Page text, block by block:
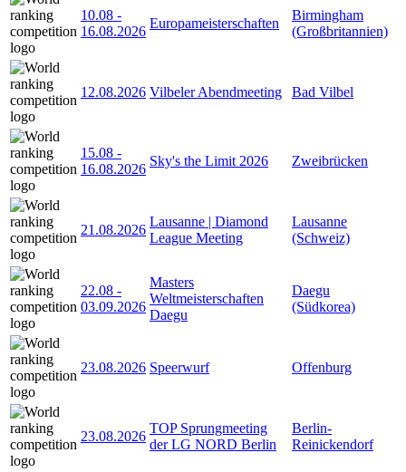
10.08 -
16.08.2026
Europameisterschaften
Birmingham
(Großbritannien)
12.08.2026 Vilbeler Abendmeeting Bad Vilbel
15.08 -
16.08.2026
Sky's the Limit 2026 Zweibrücken
21.08.2026
Lausanne | Diamond
League Meeting
Lausanne
(Schweiz)
22.08 -
03.09.2026
Masters
Weltmeisterschaften
Daegu
Daegu
(Südkorea)
23.08.2026 Speerwurf Offenburg
23.08.2026
TOP Sprungmeeting
der LG NORD Berlin
Berlin-
Reinickendorf